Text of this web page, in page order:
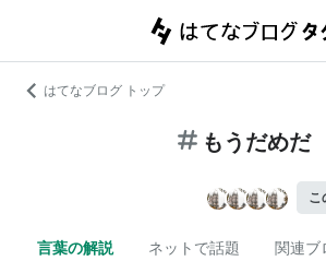
はてなブログ トップ
もうだめだ
こ
言葉の解説 ネットで話題 関連ブ